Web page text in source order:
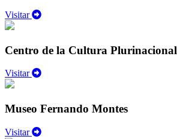
Visitar
Centro de la Cultura Plurinacional
Visitar
Museo Fernando Montes
Visitar